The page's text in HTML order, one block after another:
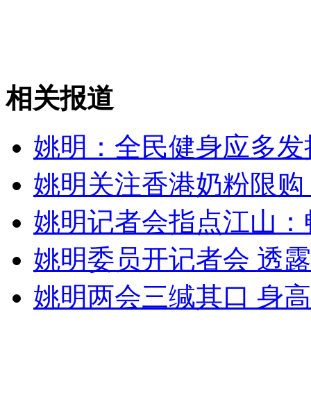
山西运城恶犬咬伤多人 警民合力深夜将其击毙
女孩北京地铁殴打老人 痛下狠手拳打脚踢
无痛分娩是否安全 医生回应
外交部：反对强权政治霸凌主义
相关报道
姚明：全民健身应多
姚明关注香港奶粉限
姚明记者会指点江山
姚明委员开记者会 透
姚明两会三缄其口 身